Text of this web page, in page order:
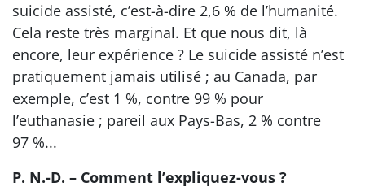
suicide assisté, c’est-à-dire 2,6 % de l’humanité.
Cela reste très marginal. Et que nous dit, là
encore, leur expérience ? Le suicide assisté n’est
pratiquement jamais utilisé ; au Canada, par
exemple, c’est 1 %, contre 99 % pour
l’euthanasie ; pareil aux Pays-Bas, 2 % contre
97 %...
P. N.-D. – Comment l’expliquez-vous ?